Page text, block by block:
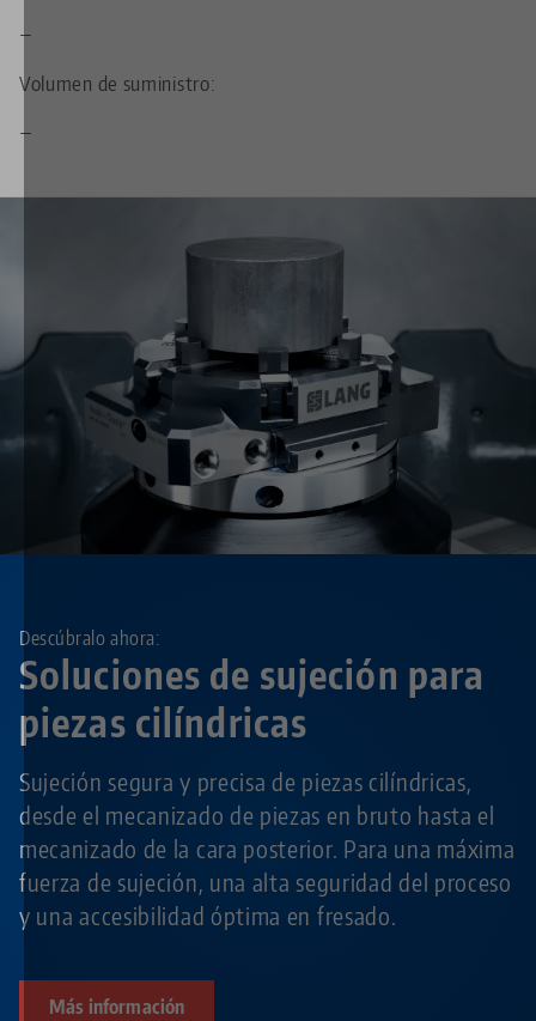
—
Volumen de suministro:
—
Soluciones de sujeción para
piezas cilíndricas
Descúbralo ahora:
Sujeción segura y precisa de piezas cilíndricas,
desde el mecanizado de piezas en bruto hasta el
mecanizado de la cara posterior. Para una máxima
fuerza de sujeción, una alta seguridad del proceso
y una accesibilidad óptima en fresado.
Más información